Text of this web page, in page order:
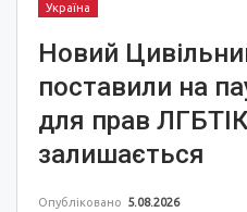
Україна
Новий
поставили на
для прав
залишається
Опубліковано 5.08.2026